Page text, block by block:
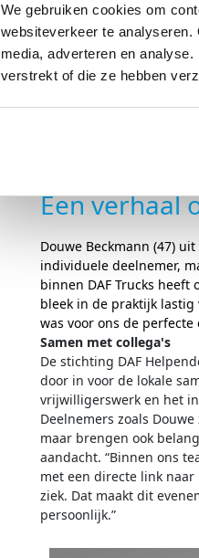
We gebruiken cookies om
websiteverkeer te
media, adverteren en
verstrekt of die ze hebben
Douwe
Een verhaal
Douwe Beckmann (47)
individuele deelnemer,
binnen DAF Trucks
bleek in de praktijk lastig
was voor ons de
Samen met collega's
De stichting DAF
door in voor de lokale
vrijwilligerswerk en het
Deelnemers zoals Douwe
maar brengen ook
aandacht. “Binnen ons
met een directe link naar
ziek. Dat maakt dit
persoonlijk.”